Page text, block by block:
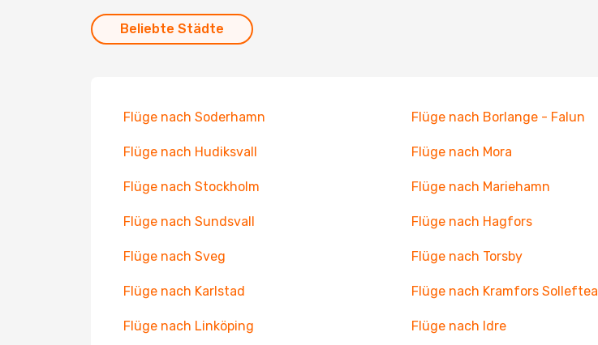
Beliebte Städte
Flüge nach Soderhamn Flüge nach Borlange - Falun
Flüge nach Hudiksvall Flüge nach Mora
Flüge nach Stockholm Flüge nach Mariehamn
Flüge nach Sundsvall Flüge nach Hagfors
Flüge nach Sveg Flüge nach Torsby
Flüge nach Karlstad Flüge nach Kramfors Solleftea
Flüge nach Linköping Flüge nach Idre